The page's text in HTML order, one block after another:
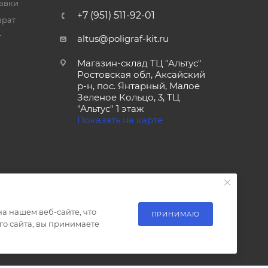
+7 (951) 511-92-01
altus@poligraf-kit.ru
Магазин-склад ТЦ "Альтус"
Ростовская обл, Аксайский
р-н, пос. Янтарный, Малое
Зеленое Кольцо, 3, ТЦ
"Альтус" 1 этаж
Показать на карте
нашем веб-сайте, что
сайта, вы принимаете
ПРИНИМАЮ